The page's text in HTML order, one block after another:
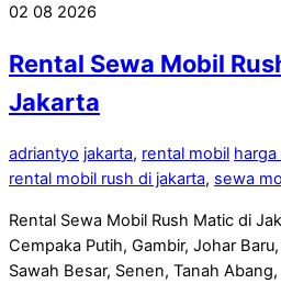
02 08 2026
Rental Sewa Mobil
Jakarta
adriantyo jakarta, rental mobil
rental mobil rush di jakarta, sewa
Rental Sewa Mobil Rush Matic di
Cempaka Putih, Gambir, Johar
Sawah Besar, Senen, Tanah